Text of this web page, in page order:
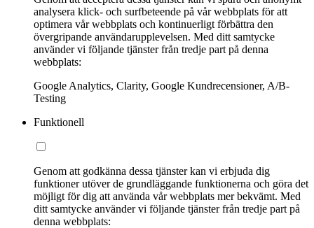
analysera klick- och surfbeteende på vår webbplats för att
optimera vår webbplats och kontinuerligt förbättra den
övergripande användarupplevelsen. Med ditt samtycke
använder vi följande tjänster från tredje part på denna
webbplats:
Google Analytics, Clarity, Google Kundrecensioner, A/B-
Testing
Funktionell
Genom att godkänna dessa tjänster kan vi erbjuda dig
funktioner utöver de grundläggande funktionerna och göra det
möjligt för dig att använda vår webbplats mer bekvämt. Med
ditt samtycke använder vi följande tjänster från tredje part på
denna webbplats: